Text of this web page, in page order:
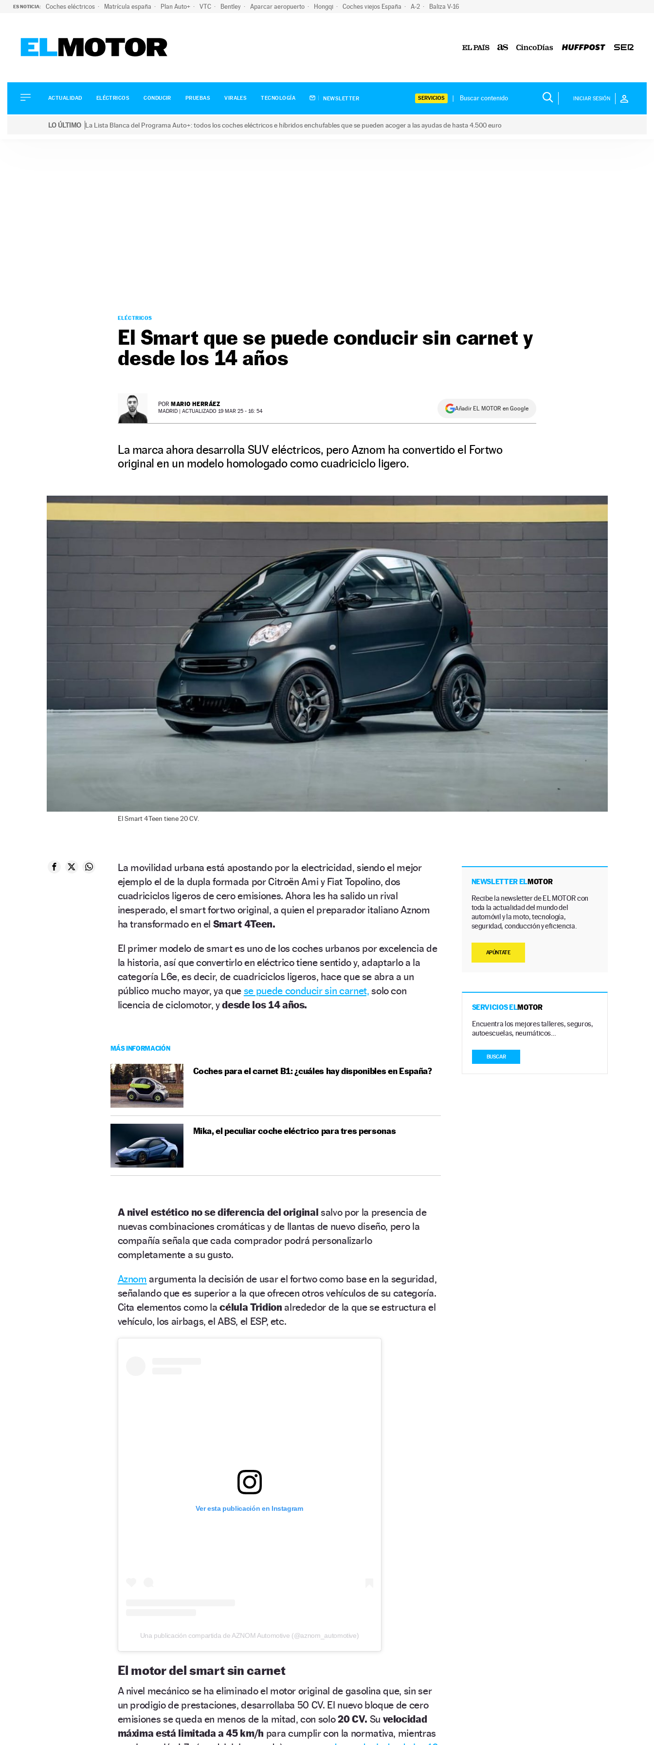
ES NOTICIA: Coches eléctricos Matrícula españa Plan Auto+ VTC Bentley Aparcar aeropuerto Hongqi Coches viejos España A-2 Baliza V-16
ELÉCTRICOS
CONDUCIR
ACTUALIDAD ELÉCTRICOS CONDUCIR PRUEBAS VIRALES TECNOLOGÍA NEWSLETTER SERVICIOS INICIAR SESIÓN
LO ÚLTIMO La Lista Blanca del Programa Auto+: todos los coches eléctricos e híbridos enchufables que se pueden acoger a las ayudas de hasta 4.500 euro
ELÉCTRICOS
El Smart que se puede conducir sin carnet y
desde los 14 años
POR MARIO HERRÁEZ
MADRID | ACTUALIZADO 19 MAR 25 - 16: 54 Añadir EL MOTOR en Google
La marca ahora desarrolla SUV eléctricos, pero Aznom ha convertido el Fortwo
original en un modelo homologado como cuadriciclo ligero.
El Smart 4Teen tiene 20 CV.
La movilidad urbana está apostando por la electricidad, siendo el mejor
ejemplo el de la dupla formada por Citroën Ami y Fiat Topolino, dos
cuadriciclos ligeros de cero emisiones. Ahora les ha salido un rival
inesperado, el smart fortwo original, a quien el preparador italiano Aznom
ha transformado en el Smart 4Teen.
El primer modelo de smart es uno de los coches urbanos por excelencia de
la historia, así que convertirlo en eléctrico tiene sentido y, adaptarlo a la
categoría L6e, es decir, de cuadriciclos ligeros, hace que se abra a un
público mucho mayor, ya que se puede conducir sin carnet, solo con
licencia de ciclomotor, ydesde los 14 años.
MÁS INFORMACIÓN
Coches para el carnet B1: ¿cuáles hay disponibles en España?
Mika, el peculiar coche eléctrico para tres personas
A nivel estético no se diferencia del original salvo por la presencia de
nuevas combinaciones cromáticas y de llantas de nuevo diseño, pero la
compañía señala que cada comprador podrá personalizarlo
completamente a su gusto.
Aznom argumenta la decisión de usar el fortwo como base en la seguridad,
señalando que es superior a la que ofrecen otros vehículos de su categoría.
Cita elementos como lacélula Tridion alrededor de la que se estructura el
vehículo, los airbags, el ABS, el ESP, etc.
Ver esta publicación en Instagram
Una publicación compartida de AZNOM Automotive (@aznom_automotive)
El motor del smart sin carnet
A nivel mecánico se ha eliminado el motor original de gasolina que, sin ser
un prodigio de prestaciones, desarrollaba 50 CV. El nuevo bloque de cero
emisiones se queda en menos de la mitad, con solo20 CV. Su velocidad
máxima está limitada a 45 km/h para cumplir con la normativa, mientras
NEWSLETTER ELMOTOR
Recibe la newsletter de EL MOTOR con
toda la actualidad del mundo del
automóvil y la moto, tecnología,
seguridad, conducción y eficiencia.
APÚNTATE
SERVICIOS ELMOTOR
Encuentra los mejores talleres, seguros,
autoescuelas, neumáticos…
BUSCAR